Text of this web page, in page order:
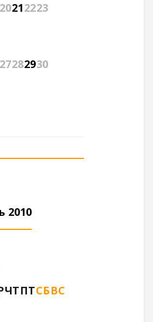
20212223
27282930
2010
ЧТПТСБВС